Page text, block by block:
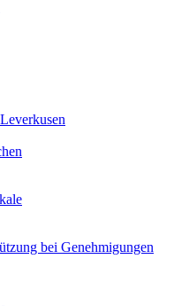
bei Genehmigungen